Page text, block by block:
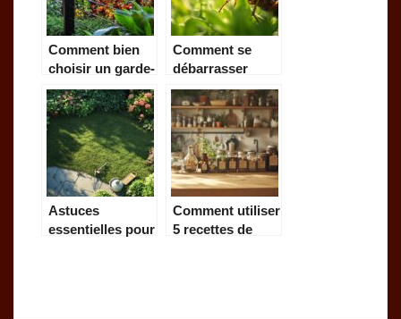
Comment bien
choisir un garde-
corps extérieur
pour sécuriser
votre jardin
Comment se
débarrasser
efficacement des
cafards de jardin
avec des
méthodes
naturelles
Astuces
essentielles pour
Comment utiliser
5 recettes de